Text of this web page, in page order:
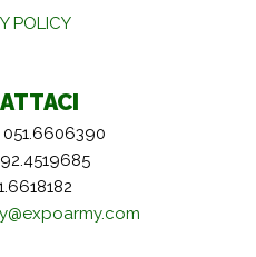
POLICY
051.6606390